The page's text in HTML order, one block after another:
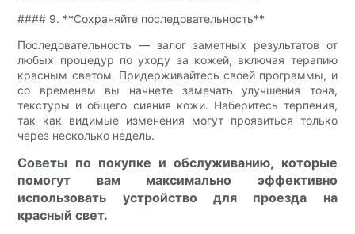
#### 9. **Сохраняйте последовательность**
Последовательность — залог заметных результатов от
любых процедур по уходу за кожей, включая терапию
красным светом. Придерживайтесь своей программы, и
со временем вы начнете замечать улучшения тона,
текстуры и общего сияния кожи. Наберитесь терпения,
так как видимые изменения могут проявиться только
через несколько недель.
Советы по покупке и обслуживанию, которые
помогут вам максимально эффективно
использовать устройство для проезда на
красный свет.